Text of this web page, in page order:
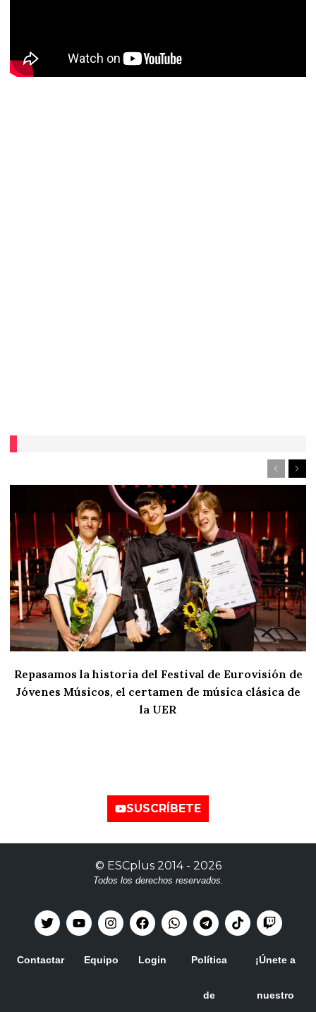
Repasamos la historia del Festival de Eurovisión de
Jóvenes Músicos, el certamen de música clásica de
la UER
SUSCRÍBETE
© ESCplus2014 - 2026
Todos los derechos reservados.
Contactar Equipo Login Política
de
¡Únete a
nuestro